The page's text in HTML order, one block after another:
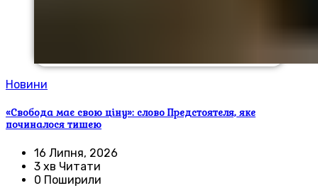
Новини
«Свобода має свою ціну»: слово Предстоятеля, яке
починалося тишею
16 Липня, 2026
3 хв Читати
0 Поширили